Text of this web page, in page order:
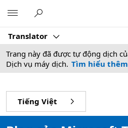
Translator
Trang này đã được tự động dịch
Dịch vụ máy dịch. Tìm hiểu thêm
Tiếng Việt